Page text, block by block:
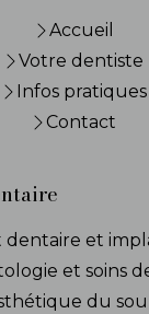
Accueil
Votre dentiste
Infos pratiques
Contact
dentaire et
et soins
du